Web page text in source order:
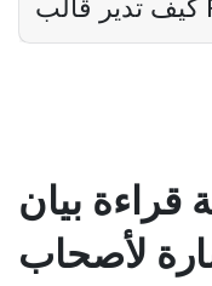
قراءة بيان
لأصحاب